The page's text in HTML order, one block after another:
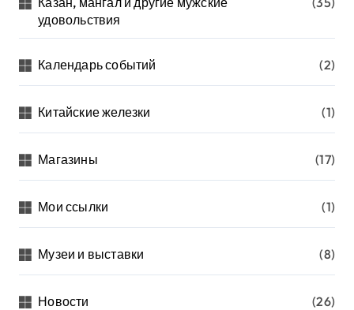
удовольствия
Календарь событий (2)
Китайские железки (1)
Магазины (17)
Мои ссылки (1)
Музеи и выставки (8)
Новости (26)